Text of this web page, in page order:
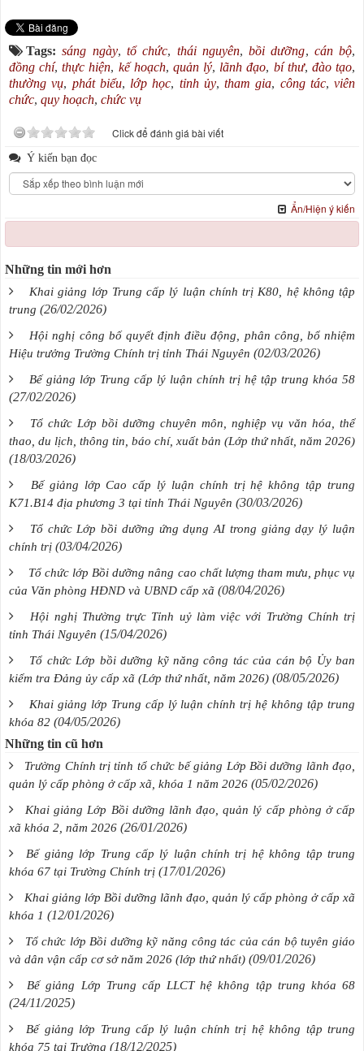
Tags:sáng ngày, tổ chức, thái nguyên,bồi dưỡng, cán bộ,
đồng chí,thực hiện, kế hoạch, quản lý, lãnh đạo, bí thư, đào tạo,
thường vụ, phát biểu, lớp học, tỉnh ủy, tham gia, công tác, viên
chức, quy hoạch, chức vụ
Click để đánh giá bài viết
Ý kiến bạn đọc
Ẩn/Hiện ý kiến
Những tin mới hơn
Khai giảng lớp Trung cấp lý luận chính trị K80, hệ không tập
trung (26/02/2026)
Hội nghị công bố quyết định điều động, phân công, bổ nhiệm
Hiệu trưởng Trường Chính trị tỉnh Thái Nguyên (02/03/2026)
Bế giảng lớp Trung cấp lý luận chính trị hệ tập trung khóa 58
(27/02/2026)
Tổ chức Lớp bồi dưỡng chuyên môn, nghiệp vụ văn hóa, thể
thao, du lịch, thông tin, báo chí, xuất bản (Lớp thứ nhất, năm 2026)
(18/03/2026)
Bế giảng lớp Cao cấp lý luận chính trị hệ không tập trung
K71.B14 địa phương 3 tại tỉnh Thái Nguyên (30/03/2026)
Tổ chức Lớp bồi dưỡng ứng dụng AI trong giảng dạy lý luận
chính trị (03/04/2026)
Tổ chức lớp Bồi dưỡng nâng cao chất lượng tham mưu, phục vụ
của Văn phòng HĐND và UBND cấp xã (08/04/2026)
Hội nghị Thường trực Tỉnh uỷ làm việc với Trường Chính trị
tỉnh Thái Nguyên (15/04/2026)
Tổ chức Lớp bồi dưỡng kỹ năng công tác của cán bộ Ủy ban
kiểm tra Đảng ủy cấp xã (Lớp thứ nhất, năm 2026) (08/05/2026)
Khai giảng lớp Trung cấp lý luận chính trị hệ không tập trung
khóa 82 (04/05/2026)
Những tin cũ hơn
Trường Chính trị tỉnh tổ chức bế giảng Lớp Bồi dưỡng lãnh đạo,
quản lý cấp phòng ở cấp xã, khóa 1 năm 2026 (05/02/2026)
Khai giảng Lớp Bồi dưỡng lãnh đạo, quản lý cấp phòng ở cấp
xã khóa 2, năm 2026 (26/01/2026)
Bế giảng lớp Trung cấp lý luận chính trị hệ không tập trung
khóa 67 tại Trường Chính trị (17/01/2026)
Khai giảng lớp Bồi dưỡng lãnh đạo, quản lý cấp phòng ở cấp xã
khóa 1 (12/01/2026)
Tổ chức lớp Bồi dưỡng kỹ năng công tác của cán bộ tuyên giáo
và dân vận cấp cơ sở năm 2026 (lớp thứ nhất) (09/01/2026)
Bế giảng Lớp Trung cấp LLCT hệ không tập trung khóa 68
(24/11/2025)
Bế giảng lớp Trung cấp lý luận chính trị hệ không tập trung
khóa 75 tại Trường (18/12/2025)